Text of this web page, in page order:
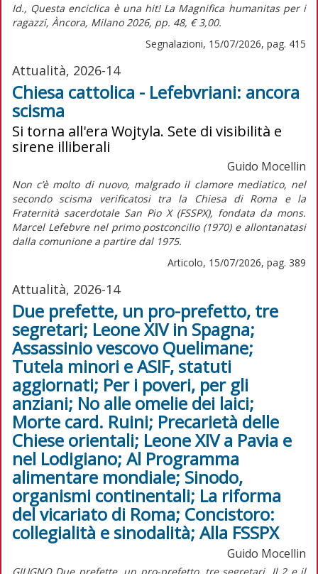
Id., Questa enciclica è una hit! La Magnifica humanitas per i
ragazzi, Àncora, Milano 2026, pp. 48, € 3,00.
Segnalazioni, 15/07/2026, pag. 415
Attualità, 2026-14
Chiesa cattolica - Lefebvriani: ancora
scisma
Si torna all'era Wojtyla. Sete di visibilità e
sirene illiberali
Guido Mocellin
Non c’è molto di nuovo, malgrado il clamore mediatico, nel
secondo scisma verificatosi tra la Chiesa di Roma e la
Fraternità sacerdotale San Pio X (FSSPX), fondata da mons.
Marcel Lefebvre nel primo postconcilio (1970) e allontanatasi
dalla comunione a partire dal 1975.
Articolo, 15/07/2026, pag. 389
Attualità, 2026-14
Due prefette, un pro-prefetto, tre
segretari; Leone XIV in Spagna;
Assassinio vescovo Quelimane;
Tutela minori e ASIF, statuti
aggiornati; Per i poveri, per gli
anziani; No alle omelie dei laici;
Morte card. Ruini; Precarietà delle
Chiese orientali; Leone XIV a Pavia e
nel Lodigiano; Al Programma
alimentare mondiale; Sinodo,
organismi continentali; La riforma
del vicariato di Roma; Concistoro:
collegialità e sinodalità; Alla FSSPX
Guido Mocellin